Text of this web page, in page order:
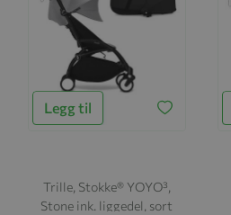
Legg til
Trille, Stokke® YOYO³,
Stone ink. liggedel, sort